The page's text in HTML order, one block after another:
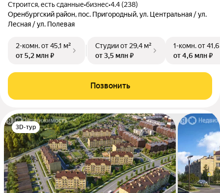
Строится, есть сданные•бизнес•4.4 (238)
Оренбургский район, пос. Пригородный, ул. Центральная / ул.
Лесная / ул. Полевая
2-комн.от 45,1 м²
от 5,2 млн ₽
Студииот 29,4 м²
от 3,5 млн ₽
1-комн.от
от 4,6 млн ₽
Позвонить
3D-тур